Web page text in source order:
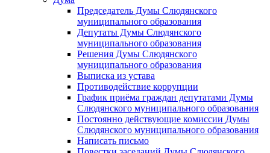
Председатель Думы Слюдянского
муниципального образования
Депутаты Думы Слюдянского
муниципального образования
Решения Думы Слюдянского
муниципального образования
Выписка из устава
Противодействие коррупции
График приёма граждан депутатами Думы
Слюдянского муниципального образования
Постоянно действующие комиссии Думы
Слюдянского муниципального образования
Написать письмо